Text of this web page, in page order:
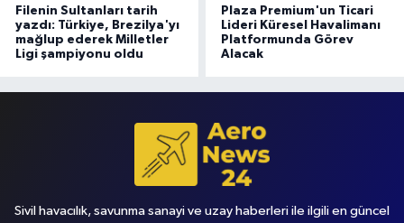
Filenin Sultanları tarih
yazdı: Türkiye, Brezilya'yı
mağlup ederek Milletler
Ligi şampiyonu oldu
Plaza Premium'un Ticari
Lideri Küresel Havalimanı
Platformunda Görev
Alacak
Sivil havacılık, savunma sanayi ve uzay haberleri ile ilgili en güncel